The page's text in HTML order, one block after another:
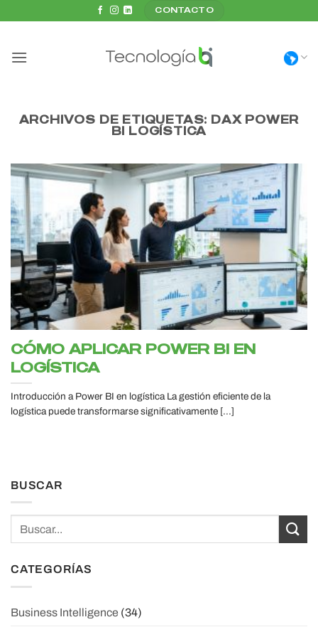
CONTACTO
ARCHIVOS DE ETIQUETAS: DAX POWER
BI LOGÍSTICA
CÓMO APLICAR POWER BI EN
LOGÍSTICA
Introducción a Power BI en logística La gestión eficiente de la
logística puede transformarse significativamente [...]
BUSCAR
CATEGORÍAS
Business Intelligence (34)